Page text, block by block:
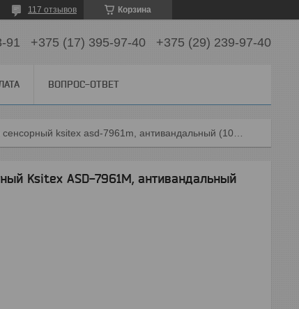
Корзина
117 отзывов
91 +375 (17) 395-97-40 +375 (29) 239-97-40
ВОПРОС-ОТВЕТ
Ksitex ASD-7961M, антивандальный